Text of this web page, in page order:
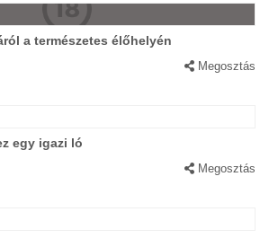
a természetes élőhelyén
Megosztás
egy igazi ló
Megosztás